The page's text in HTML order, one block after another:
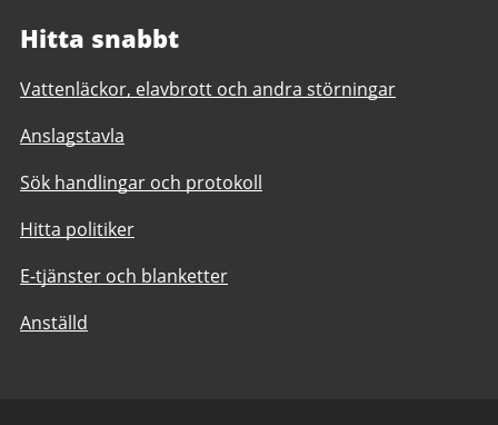
Hitta snabbt
Vattenläckor, elavbrott och andra störningar
Anslagstavla
Sök handlingar och protokoll
Hitta politiker
E-tjänster och blanketter
Anställd